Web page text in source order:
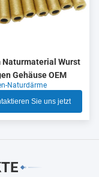
Naturmaterial Wurst
Gehäuse OEM
Naturdärme
Sie uns jetzt